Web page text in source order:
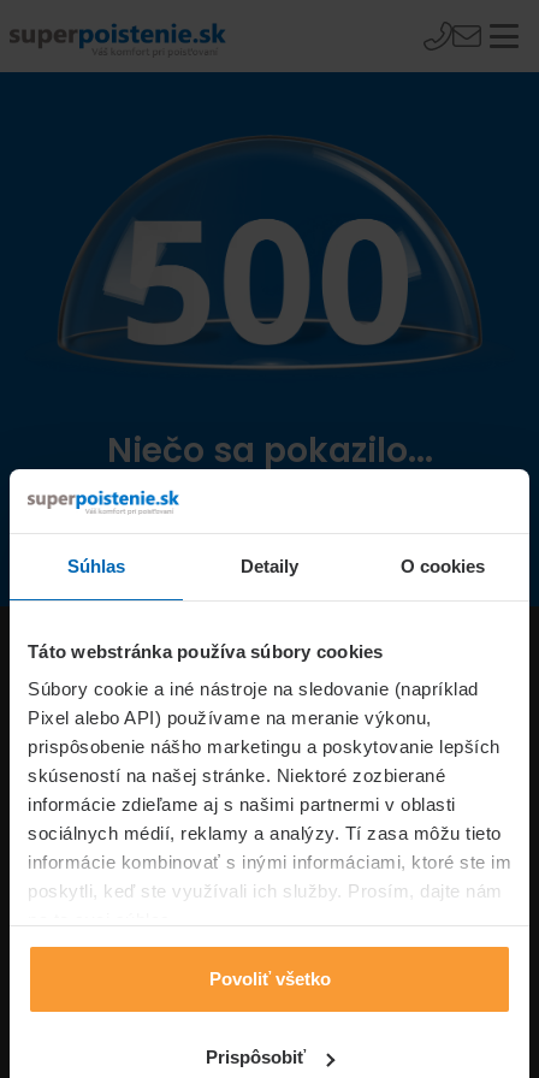
Súhlas Detaily O cookies
Táto webstránka používa súbory cookies
Súbory cookie a iné nástroje na sledovanie (napríklad
Pixel alebo API) používame na meranie výkonu,
prispôsobenie nášho marketingu a poskytovanie lepších
skúseností na našej stránke. Niektoré zozbierané
informácie zdieľame aj s našimi partnermi v oblasti
sociálnych médií, reklamy a analýzy. Tí zasa môžu tieto
informácie kombinovať s inými informáciami, ktoré ste im
poskytli, keď ste využívali ich služby. Prosím, dajte nám
Povoliť všetko
Prispôsobiť
Niečo sa pokazilo...
Přejít na úvodní stránku
Produkty
Superpoistenie.sk
Informácie
Typy poistení
Volajte pon-pia: 09:00–17:00 hod
0850 100 101
Napíšte nám